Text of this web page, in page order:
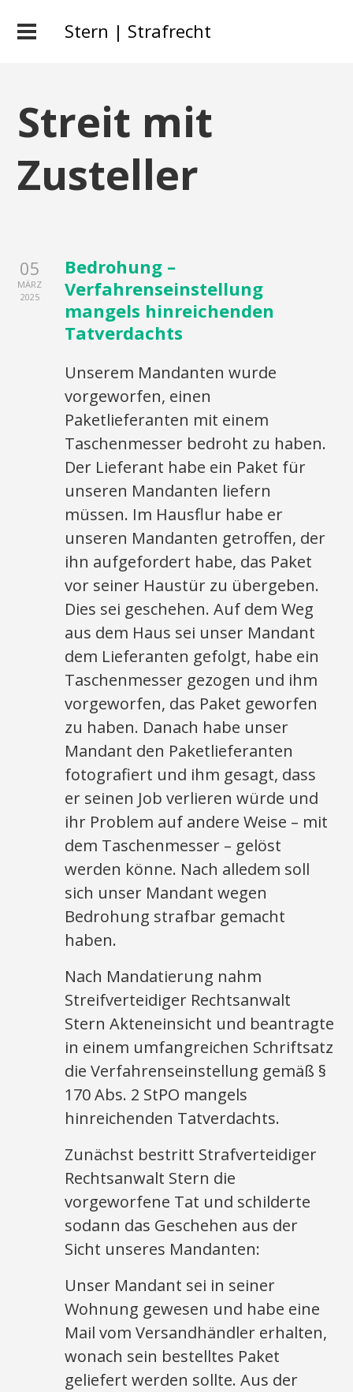
Stern | Strafrecht
Streit mit
Zusteller
05
MÄRZ
2025
Bedrohung –
Verfahrenseinstellung
mangels hinreichenden
Tatverdachts
Unserem Mandanten wurde
vorgeworfen, einen
Paketlieferanten mit einem
Taschenmesser bedroht zu haben.
Der Lieferant habe ein Paket für
unseren Mandanten liefern
müssen. Im Hausflur habe er
unseren Mandanten getroffen, der
ihn aufgefordert habe, das Paket
vor seiner Haustür zu übergeben.
Dies sei geschehen. Auf dem Weg
aus dem Haus sei unser Mandant
dem Lieferanten gefolgt, habe ein
Taschenmesser gezogen und ihm
vorgeworfen, das Paket geworfen
zu haben. Danach habe unser
Mandant den Paketlieferanten
fotografiert und ihm gesagt, dass
er seinen Job verlieren würde und
ihr Problem auf andere Weise – mit
dem Taschenmesser – gelöst
werden könne. Nach alledem soll
sich unser Mandant wegen
Bedrohung strafbar gemacht
haben.
Nach Mandatierung nahm
Streifverteidiger Rechtsanwalt
Stern Akteneinsicht und beantragte
in einem umfangreichen Schriftsatz
die Verfahrenseinstellung gemäß §
170 Abs. 2 StPO mangels
hinreichenden Tatverdachts.
Zunächst bestritt Strafverteidiger
Rechtsanwalt Stern die
vorgeworfene Tat und schilderte
sodann das Geschehen aus der
Sicht unseres Mandanten:
Unser Mandant sei in seiner
Wohnung gewesen und habe eine
Mail vom Versandhändler erhalten,
wonach sein bestelltes Paket
geliefert werden sollte. Aus der